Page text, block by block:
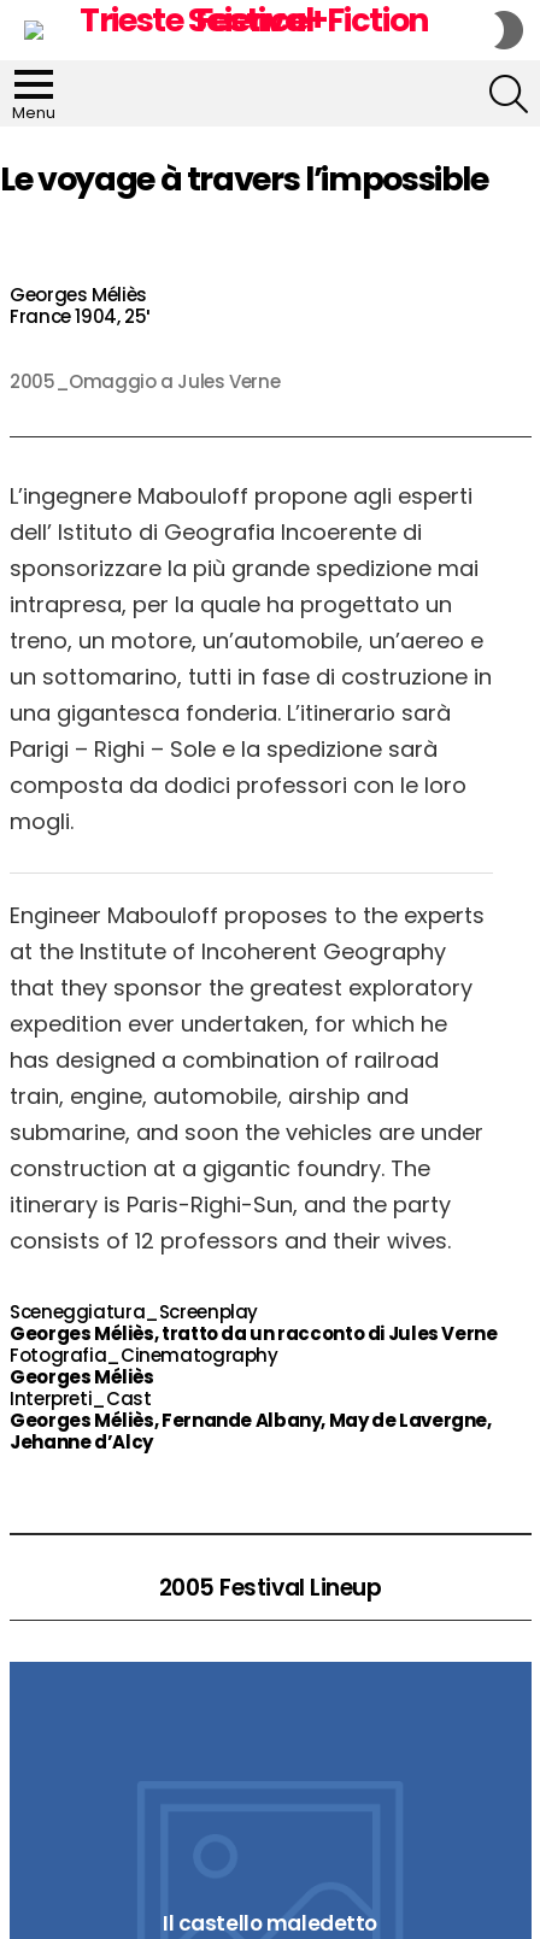
Menu
Le voyage à travers l’impossible
Georges Méliès
France 1904, 25′
2005_Omaggio a Jules Verne
L’ingegnere Mabouloff propone agli esperti
dell’ Istituto di Geografia Incoerente di
sponsorizzare la più grande spedizione mai
intrapresa, per la quale ha progettato un
treno, un motore, un’automobile, un’aereo e
un sottomarino, tutti in fase di costruzione in
una gigantesca fonderia. L’itinerario sarà
Parigi – Righi – Sole e la spedizione sarà
composta da dodici professori con le loro
mogli.
Engineer Mabouloff proposes to the experts
at the Institute of Incoherent Geography
that they sponsor the greatest exploratory
expedition ever undertaken, for which he
has designed a combination of railroad
train, engine, automobile, airship and
submarine, and soon the vehicles are under
construction at a gigantic foundry. The
itinerary is Paris-Righi-Sun, and the party
consists of 12 professors and their wives.
Sceneggiatura_Screenplay
Georges Méliès, tratto da un racconto di Jules Verne
Fotografia_Cinematography
Georges Méliès
Interpreti_Cast
Georges Méliès, Fernande Albany, May de Lavergne,
Jehanne d’Alcy
2005 Festival Lineup
Il castello maledetto